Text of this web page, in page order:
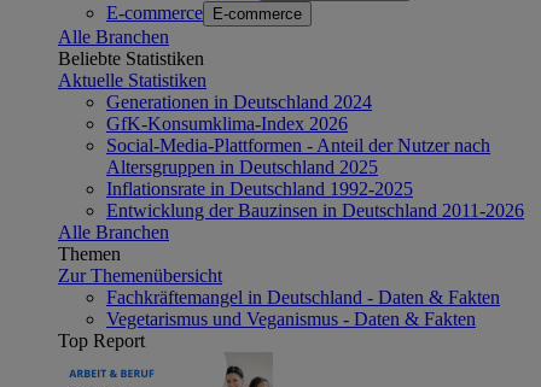
E-commerce E-commerce
Alle Branchen
Beliebte Statistiken
Aktuelle Statistiken
Generationen in Deutschland 2024
GfK-Konsumklima-Index 2026
Social-Media-Plattformen - Anteil der Nutzer nach
Altersgruppen in Deutschland 2025
Inflationsrate in Deutschland 1992-2025
Entwicklung der Bauzinsen in Deutschland 2011-2026
Alle Branchen
Themen
Zur Themenübersicht
Fachkräftemangel in Deutschland - Daten & Fakten
Vegetarismus und Veganismus - Daten & Fakten
Top Report